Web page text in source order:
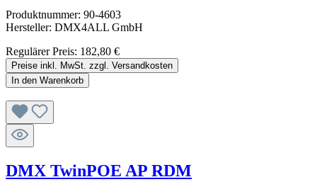
Produktnummer: 90-4603
Hersteller: DMX4ALL GmbH
Regulärer Preis: 182,80 €
Preise inkl. MwSt. zzgl. Versandkosten
In den Warenkorb
DMX TwinPOE AP RDM